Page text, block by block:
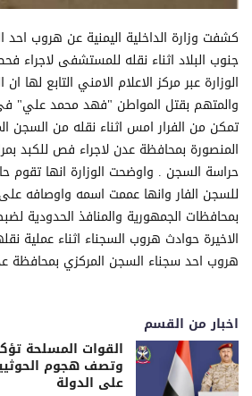
كشفت وزارة الداخلية اليمنية عن هروب احد
جنوب البلاد اثناء نقله للمستشفى
الوزارة عبر مركز الاعلام الامني التابع
والمتهم بقتل المواطن "فهد محمد علي"
تمكن من الفرار امس اثناء نقله من السجن
المنصورة بمحافظة عدن لاجراء فص للكبد
حراسة السجن . واوضحت الوزارة انها تقوم
للسجن الفار وانها عممت اسمه واوصافه
بمحافظات الجمهورية والمنافذ الحدودية
الاخيرة حوادث هروب السجناء اثناء عملية
هروب احد سجناء السجن المركزي بمحافظة
اخبار من القسم
القوات المسلحة
وتصف هجوم
على الدولة